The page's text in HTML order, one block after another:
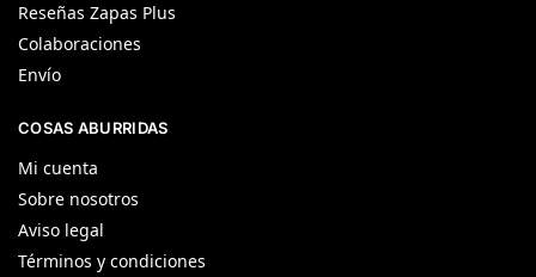
Reseñas Zapas Plus
Colaboraciones
Envío
COSAS ABURRIDAS
Mi cuenta
Sobre nosotros
Aviso legal
Términos y condiciones